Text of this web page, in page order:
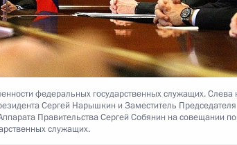
Амаду Тумани Туре с 50-й
страны
и Коломенскому
федеральных государственных служащих. Слева
Сергей Нарышкин и Заместитель Председателя
Правительства Сергей Собянин на совещании
служащих.